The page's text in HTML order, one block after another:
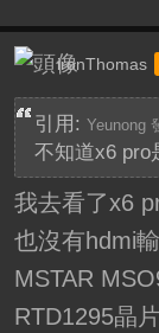
ironThomas
引用: Yeunong
不知道x6 pro
我去看了x6
也沒有hdmi
MSTAR
RTD1295晶